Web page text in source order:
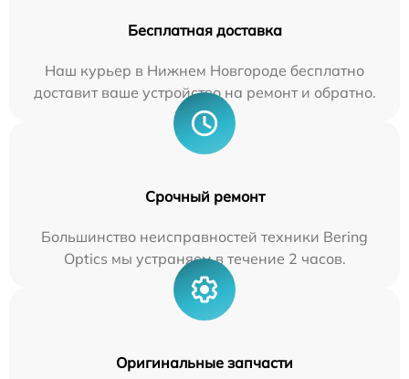
Бесплатная доставка
Наш курьер в Нижнем Новгороде бесплатно
доставит ваше устройство на ремонт и обратно.
Срочный ремонт
Большинство неисправностей техники Bering
Optics мы устраняем в течение 2 часов.
Оригинальные запчасти